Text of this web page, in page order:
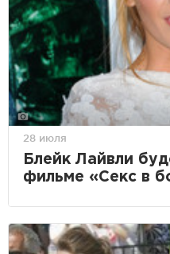
28 июля
Блейк Лайвли
фильме «Секс в